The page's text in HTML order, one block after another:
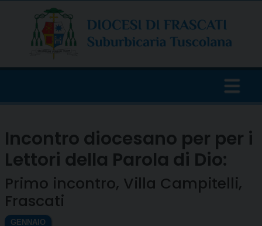
content
Incontro diocesano per per i
Lettori della Parola di Dio:
Primo incontro, Villa Campitelli,
Frascati